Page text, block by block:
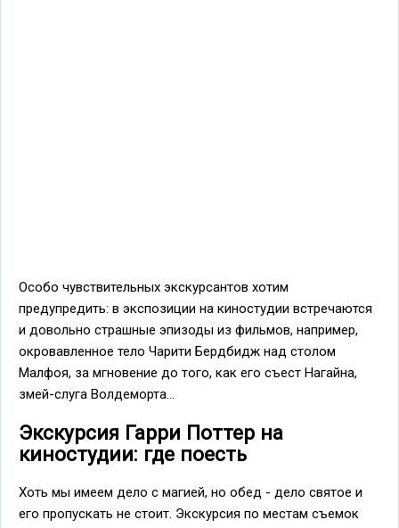
Особо чувствительных экскурсантов хотим
предупредить: в экспозиции на киностудии встречаются
и довольно страшные эпизоды из фильмов, например,
окровавленное тело Чарити Бердбидж над столом
Малфоя, за мгновение до того, как его съест Нагайна,
змей-слуга Волдеморта...
Экскурсия Гарри Поттер на
киностудии: где поесть
Хоть мы имеем дело с магией, но обед - дело святое и
его пропускать не стоит. Экскурсия по местам съемок